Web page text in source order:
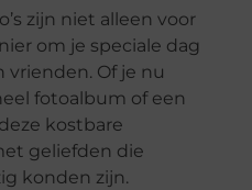
zijn niet alleen voor
om je speciale dag
Of je nu
fotoalbum of een
kostbare
geliefden die
konden zijn.